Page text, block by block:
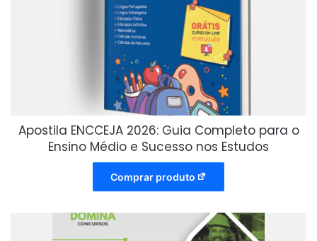
Apostila ENCCEJA 2026: Guia Completo para o
Ensino Médio e Sucesso nos Estudos
Comprar produto